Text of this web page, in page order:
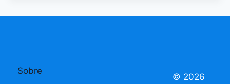
Sobre
© 2026